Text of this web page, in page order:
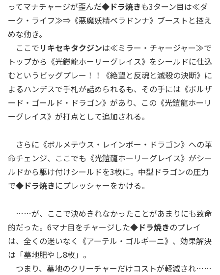
ってマナチャージが歪んだ◆ドラ焼きも3ターン目は≪ダ
ーク・ライフ≫⇒《悪魔妖精ベラドンナ》ブーストと控え
めな動き。
ここでリキセキタクジンは≪ミラー・チャージャー≫で
トップから《光鎧龍ホーリーグレイス》をシールドに仕込
むというビッグプレー！！《絶望と反魂と滅殺の決断》に
よるハンデスで手札が詰められるも、その手には《ボルザ
ード・ゴールド・ドラゴン》があり、この《光鎧龍ホーリ
ーグレイス》が打点として追加される。
さらに《ボルメテウス・レインボー・ドラゴン》への革
命チェンジ、ここでも《光鎧龍ホーリーグレイス》がシー
ルドから駆け付けシールドを3枚に。中型ドラゴンの圧力
で◆ドラ焼きにプレッシャーをかける。
……が、ここで決めきれなかったことがあまりにも致命
的だった。6マナ目をチャージした◆ドラ焼きのプレイ
は、全くの迷いなく《アーテル・ゴルギーニ》、効果解決
は「墓地肥やし8枚」。
つまり、墓地のクリーチャーだけコストが軽減され……